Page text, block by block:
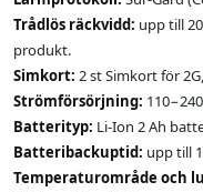
Trådlös räckvidd: upp till
produkt.
Simkort: 2 st Simkort för
Strömförsörjning:
Batterityp: Li-Ion 2 Ah
Batteribackuptid: upp till
Temperaturområde och